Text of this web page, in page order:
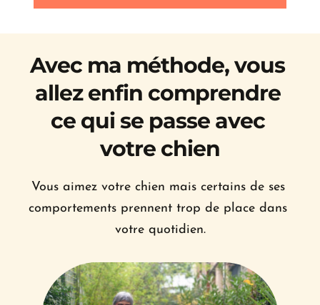
Avec ma méthode, vous
allez enfin comprendre
ce qui se passe avec
votre chien
Vous aimez votre chien mais certains de ses
comportements prennent trop de place dans
votre quotidien.